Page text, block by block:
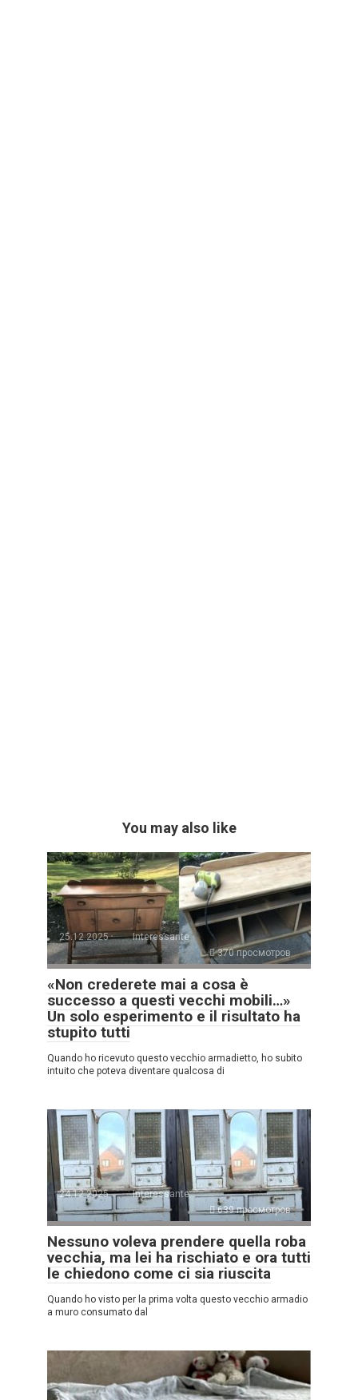
You may also like
25.12.2025
Interessante
370 просмотров
«Non crederete mai a cosa è
successo a questi vecchi mobili…»
Un solo esperimento e il risultato ha
stupito tutti
Quando ho ricevuto questo vecchio armadietto, ho subito
intuito che poteva diventare qualcosa di
24.12.2025
Interessante
639 просмотров
Nessuno voleva prendere quella roba
vecchia, ma lei ha rischiato e ora tutti
le chiedono come ci sia riuscita
Quando ho visto per la prima volta questo vecchio armadio
a muro consumato dal